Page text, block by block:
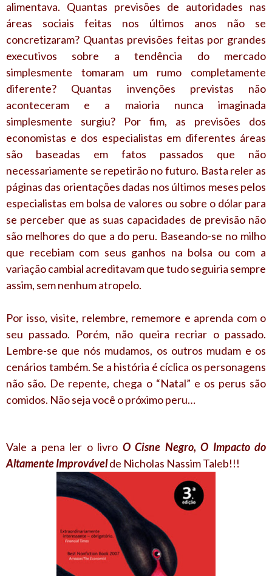
alimentava. Quantas previsões de autoridades nas
áreas sociais feitas nos últimos anos não se
concretizaram? Quantas previsões feitas por grandes
executivos sobre a tendência do mercado
simplesmente tomaram um rumo completamente
diferente? Quantas invenções previstas não
aconteceram e a maioria nunca imaginada
simplesmente surgiu? Por fim, as previsões dos
economistas e dos especialistas em diferentes áreas
são baseadas em fatos passados que não
necessariamente se repetirão no futuro. Basta reler as
páginas das orientações dadas nos últimos meses pelos
especialistas em bolsa de valores ou sobre o dólar para
se perceber que as suas capacidades de previsão não
são melhores do que a do peru. Baseando-se no milho
que recebiam com seus ganhos na bolsa ou com a
variação cambial acreditavam que tudo seguiria sempre
assim, sem nenhum atropelo.
Por isso, visite, relembre, rememore e aprenda com o
seu passado. Porém, não queira recriar o passado.
Lembre-se que nós mudamos, os outros mudam e os
cenários também. Se a história é cíclica os personagens
não são. De repente, chega o “Natal” e os perus são
comidos. Não seja você o próximo peru…
Vale a pena ler o livro O Cisne Negro, O Impacto do
Altamente Improvávelde Nicholas Nassim Taleb!!!